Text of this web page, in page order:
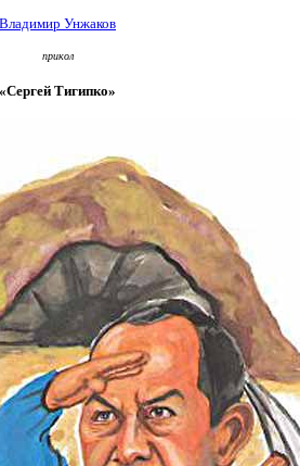
Владимир Унжаков
прикол
«Сергей Тигипко»